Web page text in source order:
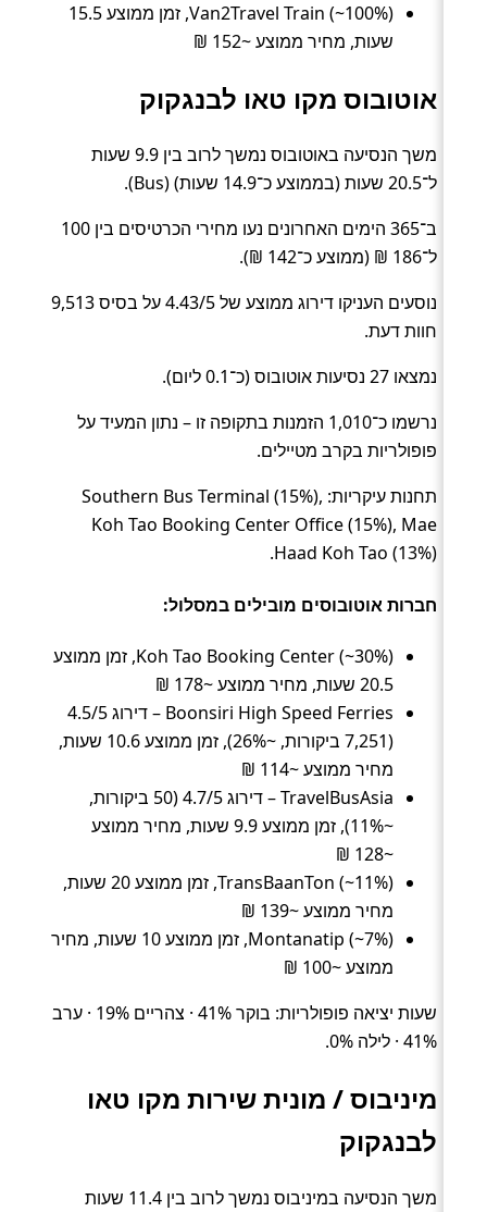
Van2Travel Train (~100%), זמן ממוצע 15.5
שעות, מחיר ממוצע ~152 ₪
אוטובוס מקו טאו לבנגקוק
משך הנסיעה באוטובוס נמשך לרוב בין 9.9 שעות
ל־20.5 שעות (בממוצע כ־14.9 שעות) (Bus).
ב־365 הימים האחרונים נעו מחירי הכרטיסים בין 100
ל־186 ₪ (ממוצע כ־142 ₪).
נוסעים העניקו דירוג ממוצע של 4.43/5 על בסיס 9,513
חוות דעת.
נמצאו 27 נסיעות אוטובוס (כ־0.1 ליום).
נרשמו כ־1,010 הזמנות בתקופה זו – נתון המעיד על
פופולריות בקרב מטיילים.
תחנות עיקריות: Southern Bus Terminal (15%),
Koh Tao Booking Center Office (15%), Mae
Haad Koh Tao (13%).
חברות אוטובוסים מובילים במסלול:
Koh Tao Booking Center (~30%), זמן ממוצע
20.5 שעות, מחיר ממוצע ~178 ₪
Boonsiri High Speed Ferries – דירוג 4.5/5
(7,251 ביקורות, ~26%), זמן ממוצע 10.6 שעות,
מחיר ממוצע ~114 ₪
TravelBusAsia – דירוג 4.7/5 (50 ביקורות,
~11%), זמן ממוצע 9.9 שעות, מחיר ממוצע
~128 ₪
TransBaanTon (~11%), זמן ממוצע 20 שעות,
מחיר ממוצע ~139 ₪
Montanatip (~7%), זמן ממוצע 10 שעות, מחיר
ממוצע ~100 ₪
שעות יציאה פופולריות: בוקר 41% · צהריים 19% · ערב
41% · לילה 0%.
מיניבוס / מונית שירות מקו טאו
לבנגקוק
משך הנסיעה במיניבוס נמשך לרוב בין 11.4 שעות